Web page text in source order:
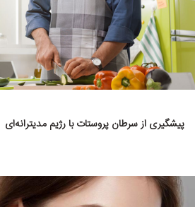
پیشگیری از سرطان پروستات با رژیم مدیترانه‌ای